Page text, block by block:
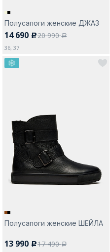
Полусапоги женские ДЖАЗ
14 690 c20 990a
36, 37
Полусапоги женские ШЕЙЛА
13 990 c17 490a